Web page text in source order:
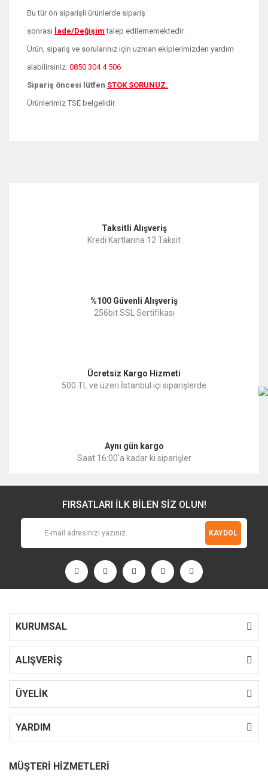
Bu tür ön siparişli ürünlerde sipariş
sonrası İade/Değişim talep edilememektedir.
Ürün, sipariş ve sorularınız için uzman ekiplerimizden yardım
alabilirsiniz. 0850 304 4 506
Sipariş öncesi lütfen STOK SORUNUZ.
Ürünlerimiz TSE belgelidir.
Ürün resmi kalitesiz, bozuk veya görüntülenemiyor.
Ürün fiyatı diğer sitelerden daha pahalı.
Taksitli Alışveriş
Kredi Kartlarına 12 Taksit
%100 Güvenli Alışveriş
256bit SSL Sertifikası
Ücretsiz Kargo Hizmeti
500 TL ve üzeri İstanbul içi siparişlerde
Aynı gün kargo
Saat 16:00'a kadar ki siparişler
FIRSATLARI İLK BİLEN SİZ OLUN!
KAYDOL
KURUMSAL
ALIŞVERİŞ
ÜYELİK
YARDIM
MÜŞTERİ HİZMETLERİ